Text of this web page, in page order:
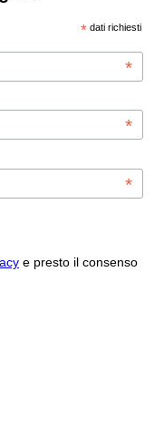
* dati richiesti
*
*
*
e presto il consenso